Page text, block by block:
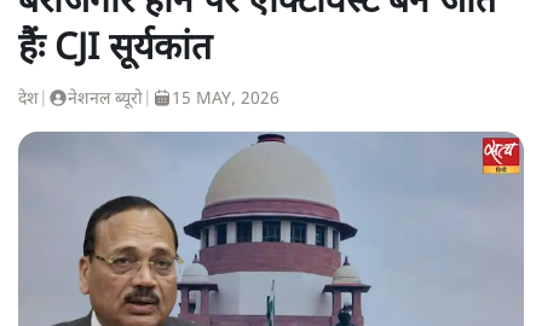
हैंः CJI सूर्यकांत
देश नेशनल ब्यूरो 15 MAY, 2026